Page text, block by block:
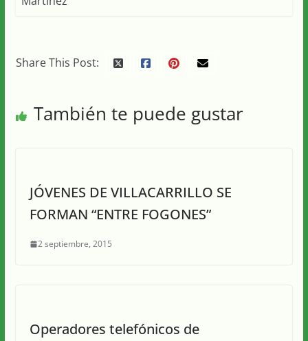
Share This Post:
También te puede gustar
JÓVENES DE VILLACARRILLO SE
FORMAN “ENTRE FOGONES”
2 septiembre, 2015
Operadores telefónicos de